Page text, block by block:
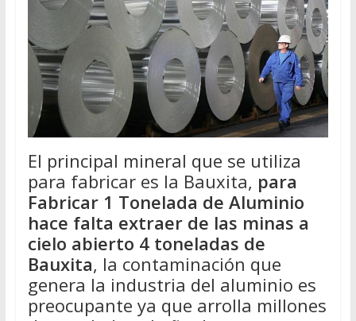
El principal mineral que se utiliza
para fabricar es la Bauxita, para
Fabricar 1 Tonelada de Aluminio
hace falta extraer de las minas a
cielo abierto 4 toneladas de
Bauxita, la contaminación que
genera la industria del aluminio es
preocupante ya que arrolla millones